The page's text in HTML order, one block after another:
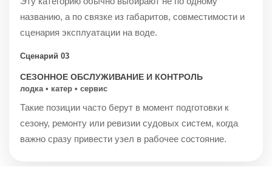
названию, а по связке из габаритов, совместимости и
сценария эксплуатации на воде.
Сценарий 03
СЕЗОННОЕ ОБСЛУЖИВАНИЕ И КОНТРОЛЬ
лодка • катер • сервис
Такие позиции часто берут в момент подготовки к
сезону, ремонту или ревизии судовых систем, когда
важно сразу привести узел в рабочее состояние.